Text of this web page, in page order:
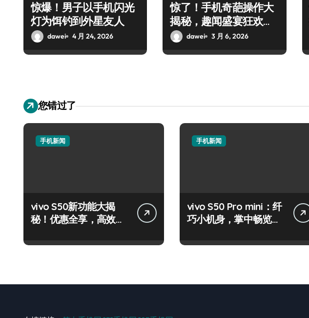
惊爆！男子以手机闪光
灯为饵钓到外星友人
dawei 4 月 24, 2026
惊了！手机奇葩操作大
揭秘，趣闻盛宴狂欢来
袭！dawei 3 月 6, 2026
您错过了
手机新闻
vivo S50新功能大揭
秘！优惠全享，高效玩
手机新闻
vivo S50 Pro mini：纤
巧小机身，掌中畅览海